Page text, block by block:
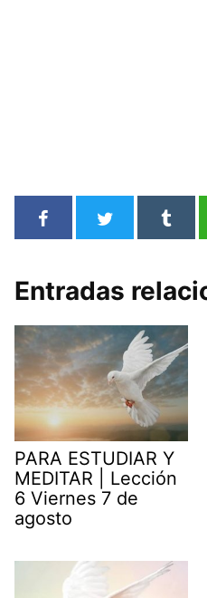
Entradas
PARA ESTUDIAR Y
MEDITAR | Lección
6 Viernes 7 de
agosto